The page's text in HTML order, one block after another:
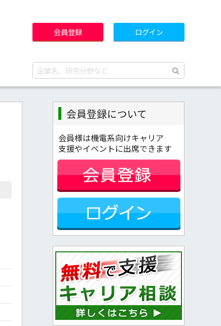
会員登録 ログイン
会員登録について
会員様は機電系向けキャリア
支援やイベントに出席できます